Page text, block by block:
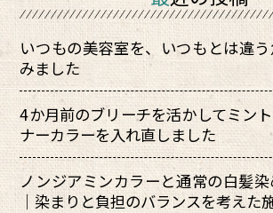
いつもの美容室を、いつもとは違
みました
4か月前のブリーチを活かしてミン
ナーカラーを入れ直しました
ノンジアミンカラーと通常の白髪
｜染まりと負担のバランスを考えた